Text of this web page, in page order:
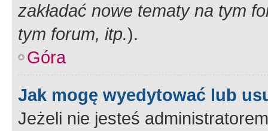
zakładać nowe tematy na tym
tym forum, itp.).
Góra
Jak mogę wyedytować lub
Jeżeli nie jesteś